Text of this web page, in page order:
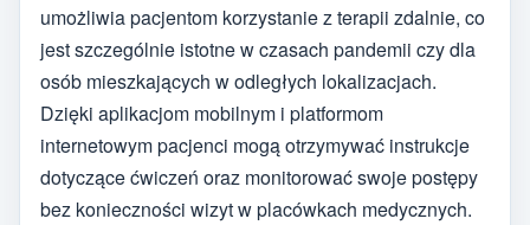
umożliwia pacjentom korzystanie z terapii zdalnie, co
jest szczególnie istotne w czasach pandemii czy dla
osób mieszkających w odległych lokalizacjach.
Dzięki aplikacjom mobilnym i platformom
internetowym pacjenci mogą otrzymywać instrukcje
dotyczące ćwiczeń oraz monitorować swoje postępy
bez konieczności wizyt w placówkach medycznych.